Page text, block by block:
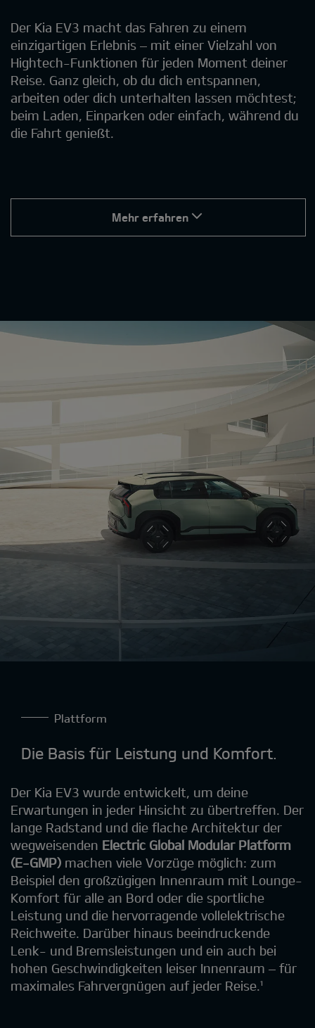
Der Kia EV3 macht das Fahren zu einem
einzigartigen Erlebnis – mit einer Vielzahl von
Hightech-Funktionen für jeden Moment deiner
Reise. Ganz gleich, ob du dich entspannen,
arbeiten oder dich unterhalten lassen möchtest;
beim Laden, Einparken oder einfach, während du
die Fahrt genießt.
Mehr erfahren
Plattform
Die Basis für Leistung und Komfort.
Der Kia EV3 wurde entwickelt, um deine
Erwartungen in jeder Hinsicht zu übertreffen. Der
lange Radstand und die flache Architektur der
wegweisenden Electric Global Modular Platform
(E-GMP) machen viele Vorzüge möglich: zum
Beispiel den großzügigen Innenraum mit Lounge-
Komfort für alle an Bord oder die sportliche
Leistung und die hervorragende vollelektrische
Reichweite. Darüber hinaus beeindruckende
Lenk- und Bremsleistungen und ein auch bei
hohen Geschwindigkeiten leiser Innenraum – für
maximales Fahrvergnügen auf jeder Reise.¹